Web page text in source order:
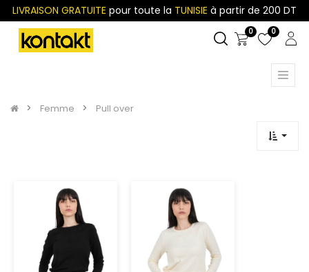
LIVRAISON GRATUITE pour toute la TUNISIE à partir de 200 DT
0 0
Femme Pull over